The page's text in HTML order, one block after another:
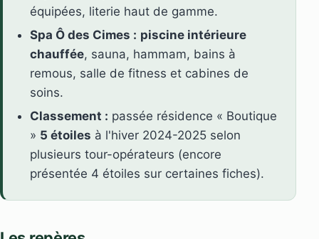
équipées, literie haut de gamme.
Spa Ô des Cimes : piscine intérieure
chauffée, sauna, hammam, bains à
remous, salle de fitness et cabines de
soins.
Classement : passée résidence « Boutique
» 5 étoiles à l'hiver 2024-2025 selon
plusieurs tour-opérateurs (encore
présentée 4 étoiles sur certaines fiches).